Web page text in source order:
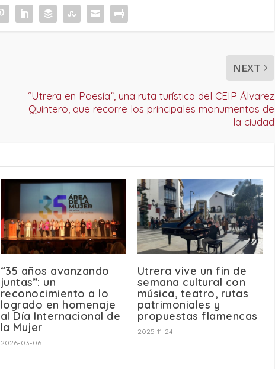
NEXT
“Utrera en Poesía”, una ruta turística del CEIP Álvarez
Quintero, que recorre los principales monumentos de
la ciudad
“35 años avanzando
juntas”: un
reconocimiento a lo
logrado en homenaje
al Día Internacional de
la Mujer
2026-03-06
Utrera vive un fin de
semana cultural con
música, teatro, rutas
patrimoniales y
propuestas flamencas
2025-11-24